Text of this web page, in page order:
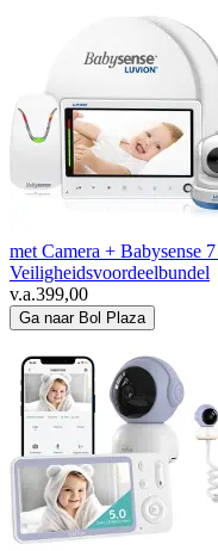
met Camera + Babysense
Veiligheidsvoordeelbundel
v.a.399,00
Ga naar Bol Plaza